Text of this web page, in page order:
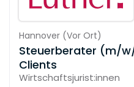
Hannover (Vor Ort)
Steuerberater (m/
Clients
Wirtschaftsjurist:innen